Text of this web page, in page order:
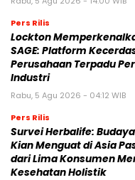
Pers Rilis
Lockton
SAGE: Platform
Perusahaan Terpadu
Industri
Rabu, 5 Agu 2026 - 04:12 WIB
Pers Rilis
Survei Herbalife:
Kian Menguat di Asia
dari Lima Konsumen
Kesehatan Holistik